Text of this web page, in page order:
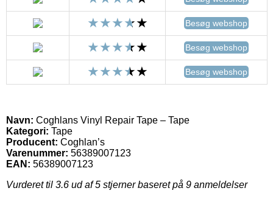
Besøg webshop
Besøg webshop
Besøg webshop
Navn: Coghlans Vinyl Repair Tape – Tape
Kategori: Tape
Producent: Coghlan’s
Varenummer: 56389007123
EAN: 56389007123
Vurderet til 3.6 ud af 5 stjerner baseret på 9 anmeldelser